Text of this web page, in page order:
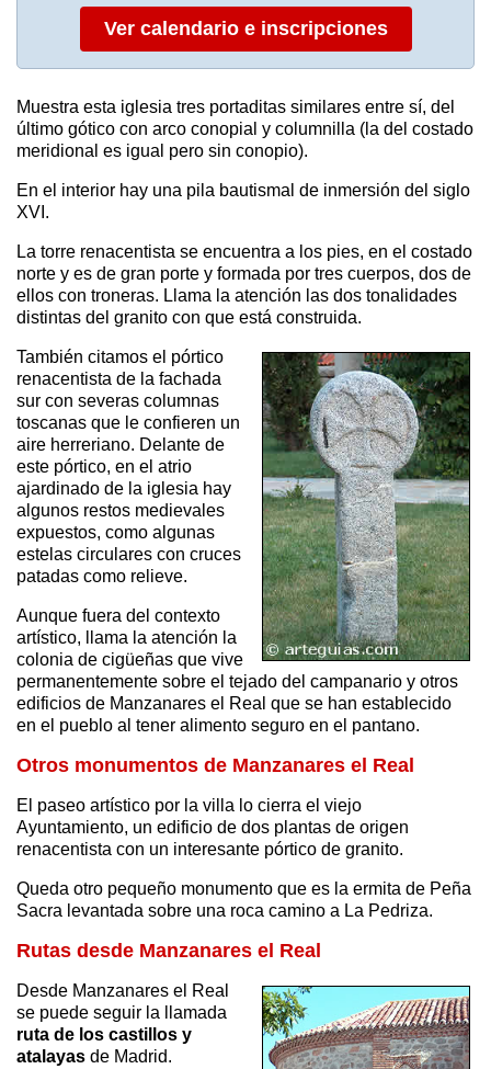
Ver calendario e inscripciones
Muestra esta iglesia tres portaditas similares entre sí, del
último gótico con arco conopial y columnilla (la del costado
meridional es igual pero sin conopio).
En el interior hay una pila bautismal de inmersión del siglo
XVI.
La torre renacentista se encuentra a los pies, en el costado
norte y es de gran porte y formada por tres cuerpos, dos de
ellos con troneras. Llama la atención las dos tonalidades
distintas del granito con que está construida.
También citamos el pórtico
renacentista de la fachada
sur con severas columnas
toscanas que le confieren un
aire herreriano. Delante de
este pórtico, en el atrio
ajardinado de la iglesia hay
algunos restos medievales
expuestos, como algunas
estelas circulares con cruces
patadas como relieve.
Aunque fuera del contexto
artístico, llama la atención la
colonia de cigüeñas que vive
permanentemente sobre el tejado del campanario y otros
edificios de Manzanares el Real que se han establecido
en el pueblo al tener alimento seguro en el pantano.
Otros monumentos de Manzanares el Real
El paseo artístico por la villa lo cierra el viejo
Ayuntamiento, un edificio de dos plantas de origen
renacentista con un interesante pórtico de granito.
Queda otro pequeño monumento que es la ermita de Peña
Sacra levantada sobre una roca camino a La Pedriza.
Rutas desde Manzanares el Real
Desde Manzanares el Real
se puede seguir la llamada
ruta de los castillos y
atalayas de Madrid.